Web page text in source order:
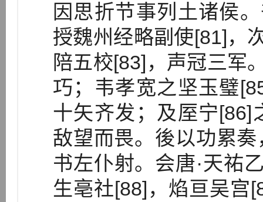
因思折节事列土诸侯
授魏州经略副使[81]，
陪五校[83]，声冠三军
巧；韦孝宽之坚玉璧
十矢齐发；及厔宁[86]
敌望而畏。後以功累
书左仆射。会唐·天祐
生亳社[88]，焰亘吴宫